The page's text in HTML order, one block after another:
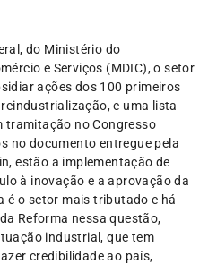
do Ministério do
e Serviços (MDIC), o setor
ações dos 100 primeiros
e uma lista
tramitação no Congresso
no documento entregue pela
estão a implementação de
à inovação e a aprovação da
é o setor mais tributado e há
Reforma nessa questão,
industrial, que tem
credibilidade ao país,